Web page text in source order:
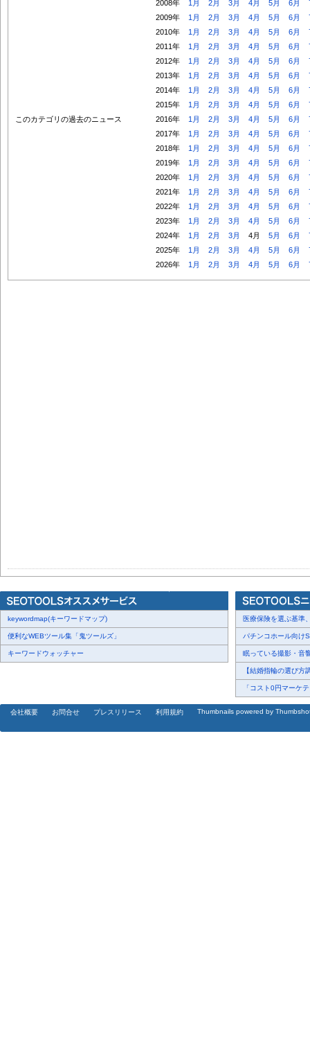
このカテゴリの過去のニュース
2008年 1月 2月 3月 4月 5月 6月
2009年
1月 2月 3月 4月 5月 6月
2010年
1月 2月 3月 4月 5月 6月
2011年
1月 2月 3月 4月 5月 6月
2012年
1月 2月 3月 4月 5月 6月
2013年
1月 2月 3月 4月 5月 6月
2014年
1月 2月 3月 4月 5月 6月
2015年
1月 2月 3月 4月 5月 6月
2016年
1月 2月 3月 4月 5月 6月
2017年
1月 2月 3月 4月 5月 6月
2018年
1月 2月 3月 4月 5月 6月
2019年
1月 2月 3月 4月 5月 6月
2020年
1月 2月 3月 4月 5月 6月
2021年
1月 2月 3月 4月 5月 6月
2022年
1月 2月 3月 4月 5月 6月
2023年
1月 2月 3月 4月 5月 6月
2024年
1月 2月 3月 4月 5月 6月
2025年
1月 2月 3月 4月 5月 6月
2026年
1月 2月 3月 4月 5月 6月
keywordmap(キーワードマップ)
便利なWEBツール集「鬼ツールズ」
キーワードウォッチャー
医療保険を選ぶ基準
パチンコホール向け
眠っている撮影・音
【結婚指輪の選び方
「コスト0円マーケ
会社概要 お問合せ プレスリリース 利用規約 Thumbnails powered by